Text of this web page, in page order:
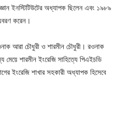
ইনস্টিটিউটের অধ্যাপক ছিলেন এবং ১৯৮৯
করেন।
আরা চৌধুরী ও শারমীন চৌধুরী। রওনাক
শারমীন ইংরেজি সাহিত্যে পিএইচডি
ইংরেজি শাখার সহকারী অধ্যাপক হিসেবে